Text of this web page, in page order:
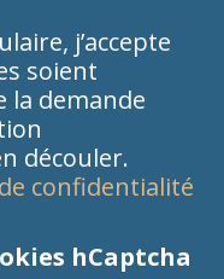
j’accepte
soient
la demande
découler.
confidentialité
hCaptcha